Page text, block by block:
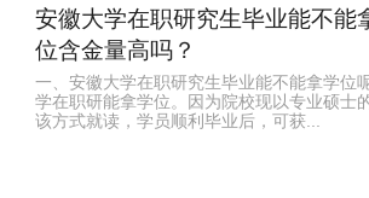
安徽大学在职研究生毕业能不能
位含金量高吗？
一、安徽大学在职研究生毕业能不能拿学位
学在职研能拿学位。因为院校现以专业硕士
该方式就读，学员顺利毕业后，可获...